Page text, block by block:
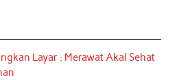
Layar : Merawat Akal Sehat